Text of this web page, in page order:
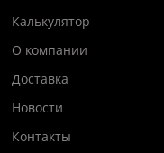
Калькулятор
О компании
Доставка
Новости
Контакты